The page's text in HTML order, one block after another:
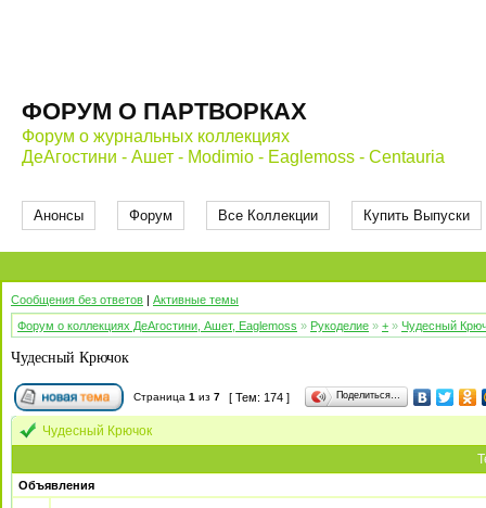
ФОРУМ О ПАРТВОРКАХ
Форум о журнальных коллекциях
ДеАгостини - Ашет - Modimio - Eaglemoss - Centauria
Анонсы Форум Все Коллекции Купить Выпуски
Сообщения без ответов | Активные темы
Форум о коллекциях ДеАгостини, Ашет, Eaglemoss » Рукоделие » + » Чудесный
Чудесный Крючок
Страница 1 из 7 [ Тем: 174 ] Поделиться…
Чудесный Крючок
Объявления